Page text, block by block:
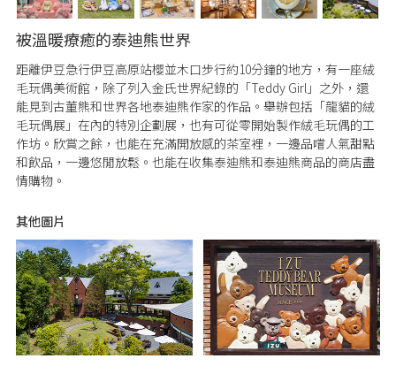
被溫暖療癒的泰迪熊世界
距離伊豆急行伊豆高原站櫻並木口步行約10分鐘的地方，有一座絨
毛玩偶美術館，除了列入金氏世界紀錄的「Teddy Girl」之外，還
能見到古董熊和世界各地泰迪熊作家的作品。舉辦包括「龍貓的絨
毛玩偶展」在內的特別企劃展，也有可從零開始製作絨毛玩偶的工
作坊。欣賞之餘，也能在充滿開放感的茶室裡，一邊品嚐人氣甜點
和飲品，一邊悠閒放鬆。也能在收集泰迪熊和泰迪熊商品的商店盡
情購物。
其他圖片